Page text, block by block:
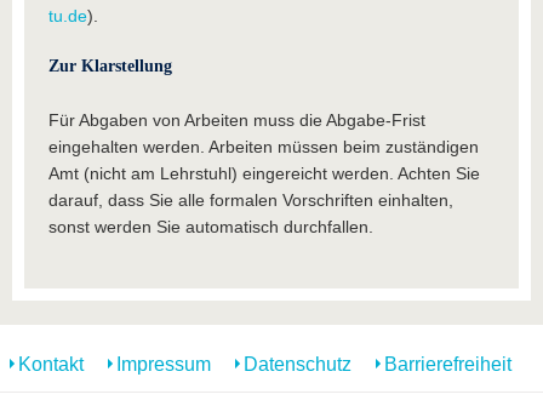
tu.de).
Zur Klarstellung
Für Abgaben von Arbeiten muss die Abgabe-Frist
eingehalten werden. Arbeiten müssen beim zuständigen
Amt (nicht am Lehrstuhl) eingereicht werden. Achten Sie
darauf, dass Sie alle formalen Vorschriften einhalten,
sonst werden Sie automatisch durchfallen.
Kontakt Impressum Datenschutz Barrierefreiheit